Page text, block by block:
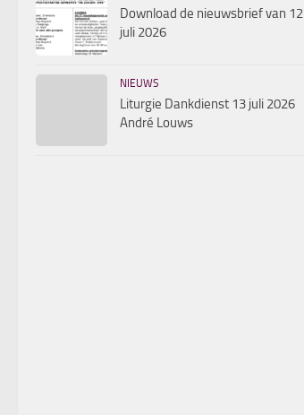
Download de nieuwsbrief van 12
juli 2026
NIEUWS
Liturgie Dankdienst 13 juli 2026
André Louws